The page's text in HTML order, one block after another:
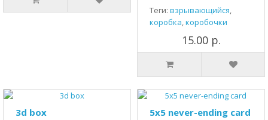
Теги: взрывающийся,
коробка,коробочки
15.00 р.
3d box 5x5 never-ending card